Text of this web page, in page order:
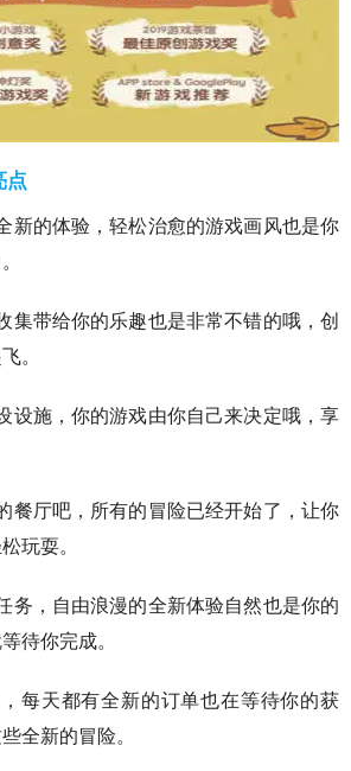
点
新的体验，轻松治愈的游戏画风也是你
集带给你的乐趣也是非常不错的哦，创
。
设施，你的游戏由你自己来决定哦，享
餐厅吧，所有的冒险已经开始了，让你
玩耍。
务，自由浪漫的全新体验自然也是你的
待你完成。
每天都有全新的订单也在等待你的获
全新的冒险。